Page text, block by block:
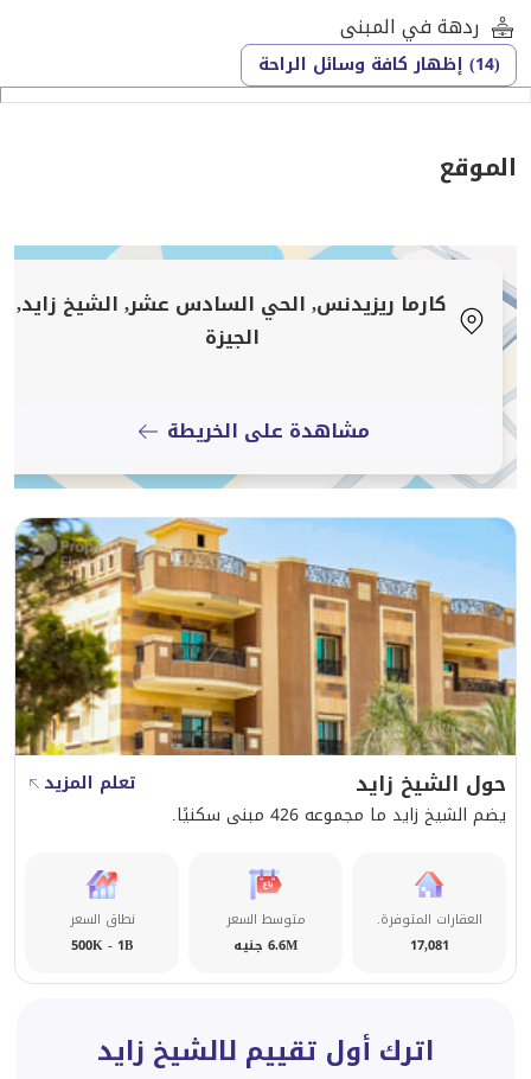
تواصل فون او واتساب لكل التفاصيل
ردهة في المبنى
(14) إظهار كافة وسائل الراحة
الموقع
كارما ريزيدنس, الحي السادس عشر, الشيخ زايد,
الجيزة
مشاهدة على الخريطة
حول الشيخ زايد
تعلم المزيد
يضم الشيخ زايد ما مجموعه 426 مبنى سكنيًا.
العقارات المتوفرة.
17,081
متوسط السعر
6.6M جنيه
نطاق السعر
500K - 1B
اترك أول تقييم لالشيخ زايد